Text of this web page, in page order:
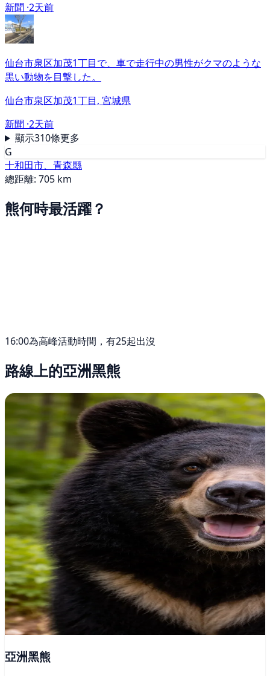
新聞 ·2天前
仙台市泉区加茂1丁目で、車で走行中の男性がクマのような
黒い動物を目撃した。
仙台市泉区加茂1丁目, 宮城県
新聞 ·2天前
顯示310條更多
G
十和田市、青森縣
總距離: 705 km
熊何時最活躍？
16:00為高峰活動時間，有25起出沒
路線上的亞洲黑熊
亞洲黑熊